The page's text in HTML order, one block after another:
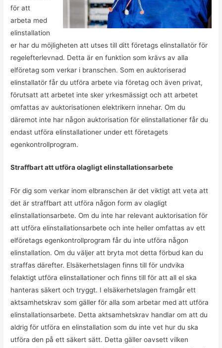
för att
arbeta med
elinstallation
er har du möjligheten att utses till ditt företags elinstallatör för
regelefterlevnad. Detta är en funktion som krävs av alla
elföretag som verkar i branschen. Som en auktoriserad
elinstallatör får du utföra arbete via företag och även privat,
förutsatt att arbetet inte sker yrkesmässigt och att arbetet
omfattas av auktorisationen elektrikern innehar. Om du
däremot inte har någon auktorisation för elinstallationer får du
endast utföra elinstallationer under ett företagets
egenkontrollprogram.
Straffbart att utföra olagligt elinstallationsarbete
För dig som verkar inom elbranschen är det viktigt att veta att
det är straffbart att utföra någon form av olagligt
elinstallationsarbete. Om du inte har relevant auktorisation för
att utföra elinstallationsarbete och inte heller omfattas av ett
elföretags egenkontrollprogram får du inte utföra någon
elinstallation. Om du väljer att bryta mot detta förbud kan du
straffas därefter. Elsäkerhetslagen finns till för undvika
felaktigt utföra elinstallationer och finns till för att all el ska
hanteras säkert och tryggt. I elsäkerhetslagen framgår ett
aktsamhetskrav som gäller för alla som arbetar med att utföra
elinstallationsarbete. Detta aktsamhetskrav handlar om att du
aldrig för utföra en elinstallation som du inte vet hur du ska
utföra den på ett säkert sätt. Detta gäller oavsett vilken